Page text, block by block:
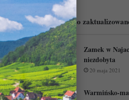
Podejrzyj ostatnio
Zamek w
niezdobyta
20 maja 2021
Warmińsko-